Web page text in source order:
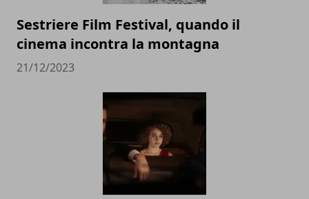
Sestriere Film Festival, quando il
cinema incontra la montagna
21/12/2023